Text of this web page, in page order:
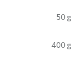
50 g
400 g